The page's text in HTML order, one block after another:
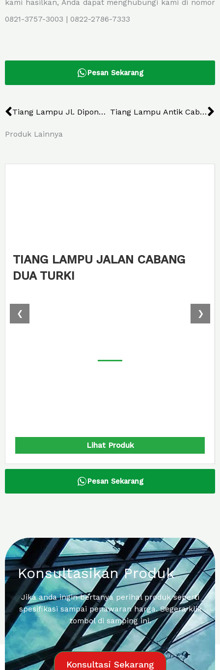
kami hasilkan, Anda dapat menghubungi kami di nomor
0821-3757-3003 | 0822-2786-7333
Pesan Sekarang
Prev Tiang Lampu Jl. Diponegoro Jogja Tiang Lampu Antik Cabang Tunggal
Produk Lainnya
❮ ❯
TIANG LAMPU JALAN CABANG
DUA TURKI
Lihat Produk
Pesan Sekarang
Konsultasikan Produk
Jika anda ingin bertanya perihal produk seperti
spesifikasi sampai penawaran harga. Segera klik
tombol di samping ini.
Konsultasi Sekarang